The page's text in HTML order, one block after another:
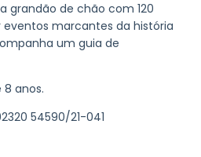
grandão de chão com 120
marcantes da história
um guia de
anos.
54590/21-041